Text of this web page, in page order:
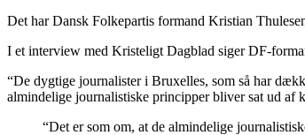
Det har Dansk Folkepartis formand Kristian
I et interview med Kristeligt Dagblad siger DF-
“De dygtige journalister i Bruxelles, som så har
almindelige journalistiske principper bliver sat ud af
“Det er som om, at de almindelige